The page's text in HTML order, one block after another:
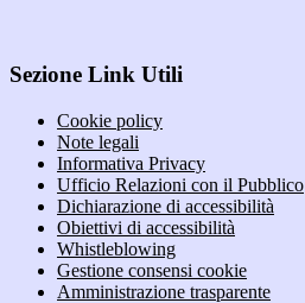
Sezione Link Utili
Cookie policy
Note legali
Informativa Privacy
Ufficio Relazioni con il Pubblico
Dichiarazione di accessibilità
Obiettivi di accessibilità
Whistleblowing
Gestione consensi cookie
Amministrazione trasparente